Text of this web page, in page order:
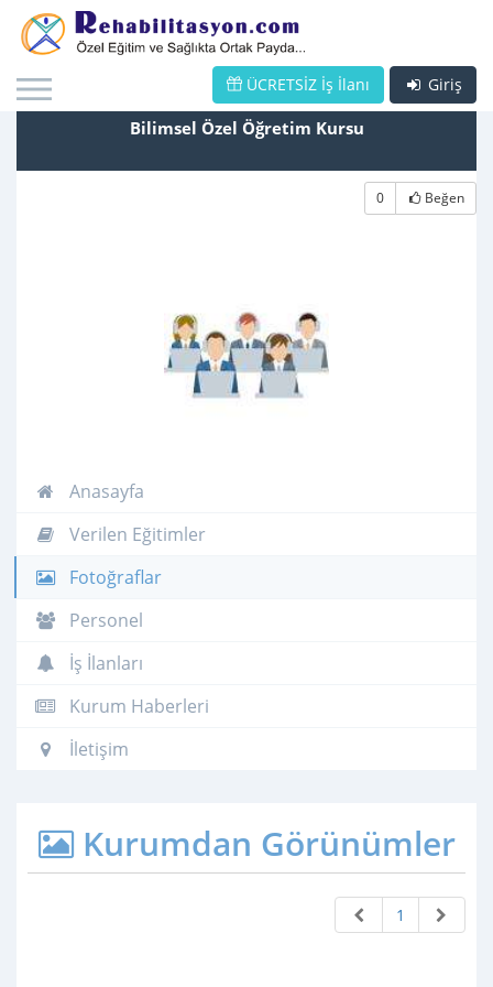
Giriş
ÜCRETSİZ İş İlanı
Bilimsel Özel Öğretim Kursu
0 Beğen
Anasayfa
Verilen Eğitimler
Fotoğraflar
Personel
İş İlanları
Kurum Haberleri
İletişim
Kurumdan Görünümler
1